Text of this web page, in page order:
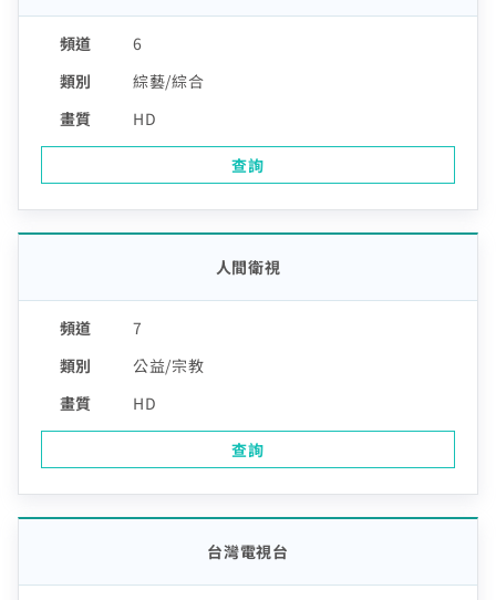
6
綜藝/綜合
HD
查詢
7
人間衛視
公益/宗教
HD
查詢
台灣電視台